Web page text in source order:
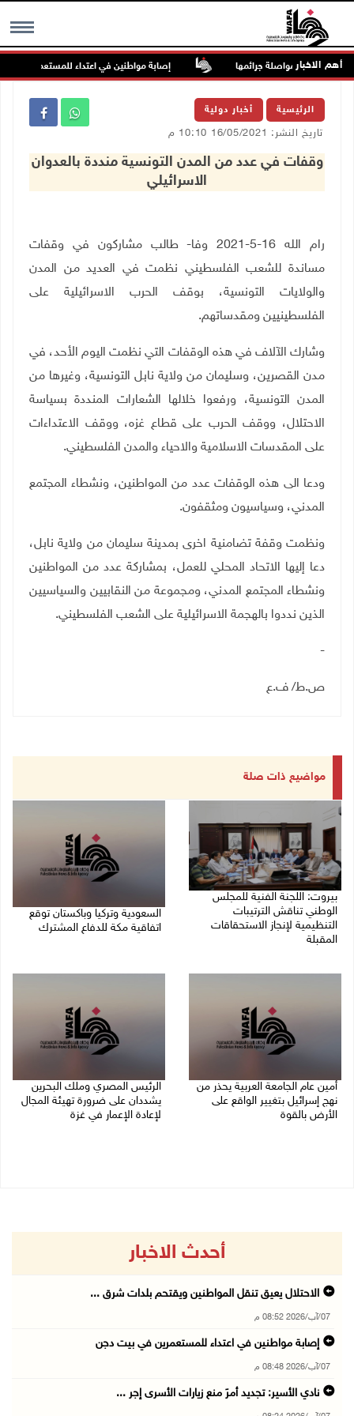
MENU أهم الاخبار
السجون من مواصلة جرائمها إصابة مواطنين في اعتداء للمستعمرين في
الرئيسية أخبار دولية
تاريخ النشر: 16/05/2021 10:10 م
وقفات في عدد من المدن التونسية منددة بالعدوان
الاسرائيلي
رام الله 16-5-2021 وفا- طالب مشاركون في وقفات
مساندة للشعب الفلسطيني نظمت في العديد من المدن
والولايات التونسية، بوقف الحرب الاسرائيلية على
الفلسطينيين ومقدساتهم.
وشارك الآلاف في هذه الوقفات التي نظمت اليوم الأحد، في
مدن القصرين، وسليمان من ولاية نابل التونسية، وغيرها من
المدن التونسية، ورفعوا خلالها الشعارات المنددة بسياسة
الاحتلال، ووقف الحرب على قطاع غزه، ووقف الاعتداءات
على المقدسات الاسلامية والاحياء والمدن الفلسطيني.
ودعا الى هذه الوقفات عدد من المواطنين، ونشطاء المجتمع
المدني، وسياسيون ومثقفون.
ونظمت وقفة تضامنية اخرى بمدينة سليمان من ولاية نابل،
دعا إليها الاتحاد المحلي للعمل، بمشاركة عدد من المواطنين
ونشطاء المجتمع المدني، ومجموعة من النقابيين والسياسيين
الذين نددوا بالهجمة الاسرائيلية على الشعب الفلسطيني.
-
ص.ط/ ف.ع
مواضيع ذات صلة
بيروت: اللجنة الفنية للمجلس
الوطني تناقش الترتيبات
التنظيمية لإنجاز الاستحقاقات
المقبلة
السعودية وتركيا وباكستان توقع
اتفاقية مكة للدفاع المشترك
أمين عام الجامعة العربية يحذر من
نهج إسرائيل بتغيير الواقع على
الأرض بالقوة
الرئيس المصري وملك البحرين
يشددان على ضرورة تهيئة المجال
لإعادة الإعمار في غزة
أحدث الاخبار
الاحتلال يعيق تنقل المواطنين ويقتحم بلدات شرق ...
07/آب/2026 08:52 م
إصابة مواطنين في اعتداء للمستعمرين في بيت دجن
07/آب/2026 08:48 م
نادي الأسير: تجديد أمرَ منع زيارات الأسرى إجر ...